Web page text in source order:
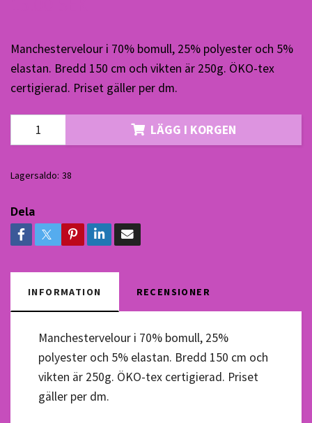
Manchestervelour i 70% bomull, 25% polyester och 5%
elastan. Bredd 150 cm och vikten är 250g. ÖKO-tex
certigierad. Priset gäller per dm.
LÄGG I KORGEN
Lagersaldo: 38
Dela
INFORMATION RECENSIONER
Manchestervelour i 70% bomull, 25%
polyester och 5% elastan. Bredd 150 cm och
vikten är 250g. ÖKO-tex certigierad. Priset
gäller per dm.